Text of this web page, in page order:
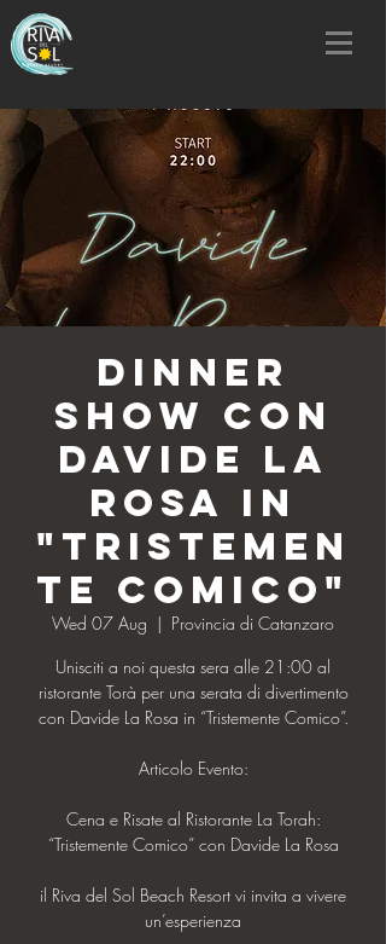
Dinner
Show con
Davide La
Rosa in
"Tristemen
te Comico"
Wed 07 Aug
  |
Provincia di Catanzaro
Unisciti a noi questa sera alle 21:00 al
ristorante Torà per una serata di divertimento
con Davide La Rosa in “Tristemente Comico”.
Articolo Evento:
Cena e Risate al Ristorante La Torah:
“Tristemente Comico” con Davide La Rosa
il Riva del Sol Beach Resort vi invita a vivere
un’esperienza